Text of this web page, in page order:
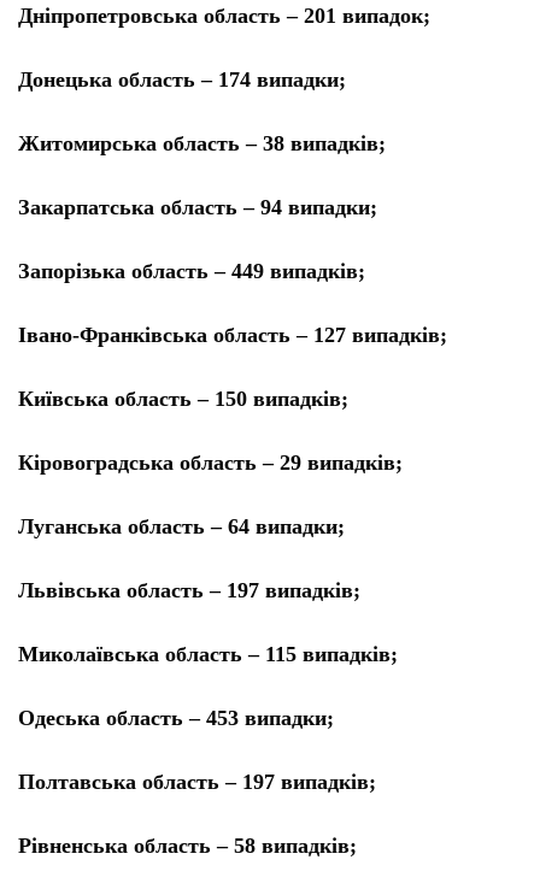
Дніпропетровська область – 201 випадок;
Донецька область – 174 випадки;
Житомирська область – 38 випадків;
Закарпатська область – 94 випадки;
Запорізька область – 449 випадків;
Івано-Франківська область – 127 випадків;
Київська область – 150 випадків;
Кіровоградська область – 29 випадків;
Луганська область – 64 випадки;
Львівська область – 197 випадків;
Миколаївська область – 115 випадків;
Одеська область – 453 випадки;
Полтавська область – 197 випадків;
Рівненська область – 58 випадків;